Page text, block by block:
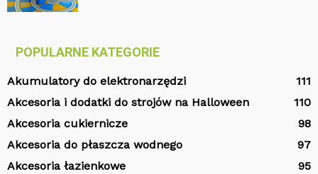
POPULARNE KATEGORIE
Akumulatory do elektronarzędzi
111
Akcesoria i dodatki do strojów na Halloween
110
Akcesoria cukiernicze
98
Akcesoria do płaszcza wodnego
97
Akcesoria łazienkowe
95